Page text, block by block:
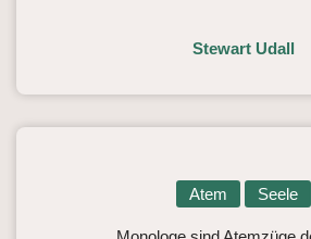
Stewart Udall
Atem Seele